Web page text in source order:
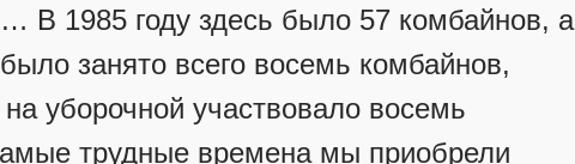
В 1985 году здесь было 57 комбайнов, а
занято всего восемь комбайнов,
уборочной участвовало восемь
трудные времена мы приобрели